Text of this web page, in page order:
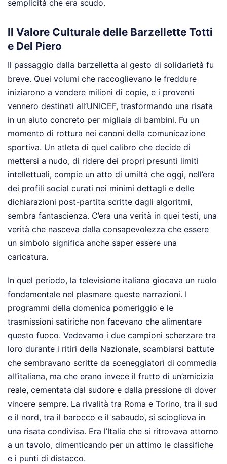
semplicità che era scudo.
Il Valore Culturale delle Barzellette Totti
e Del Piero
Il passaggio dalla barzelletta al gesto di solidarietà fu
breve. Quei volumi che raccoglievano le freddure
iniziarono a vendere milioni di copie, e i proventi
vennero destinati all’UNICEF, trasformando una risata
in un aiuto concreto per migliaia di bambini. Fu un
momento di rottura nei canoni della comunicazione
sportiva. Un atleta di quel calibro che decide di
mettersi a nudo, di ridere dei propri presunti limiti
intellettuali, compie un atto di umiltà che oggi, nell’era
dei profili social curati nei minimi dettagli e delle
dichiarazioni post-partita scritte dagli algoritmi,
sembra fantascienza. C’era una verità in quei testi, una
verità che nasceva dalla consapevolezza che essere
un simbolo significa anche saper essere una
caricatura.
In quel periodo, la televisione italiana giocava un ruolo
fondamentale nel plasmare queste narrazioni. I
programmi della domenica pomeriggio e le
trasmissioni satiriche non facevano che alimentare
questo fuoco. Vedevamo i due campioni scherzare tra
loro durante i ritiri della Nazionale, scambiarsi battute
che sembravano scritte da sceneggiatori di commedia
all’italiana, ma che erano invece il frutto di un’amicizia
reale, cementata dal sudore e dalla pressione di dover
vincere sempre. La rivalità tra Roma e Torino, tra il sud
e il nord, tra il barocco e il sabaudo, si scioglieva in
una risata condivisa. Era l’Italia che si ritrovava attorno
a un tavolo, dimenticando per un attimo le classifiche
e i punti di distacco.